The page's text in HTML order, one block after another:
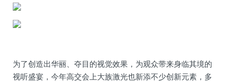
为了创造出华丽、夺目的视觉效果，为观众带来身临其境的
视听盛宴，今年高交会上大族激光也新添不少创新元素，多